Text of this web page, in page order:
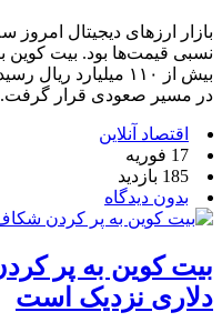
در مسیر صعودی قرار گرفت.
اقتصاد آنلاین
17 فوریه
185 بازدید
بدون دیدگاه
دلاری نزدیک است